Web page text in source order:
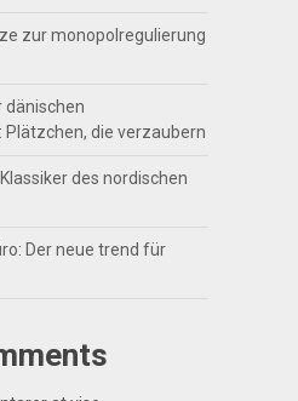
zur monopolregulierung
dänischen
die verzaubern
des nordischen
Der neue trend für